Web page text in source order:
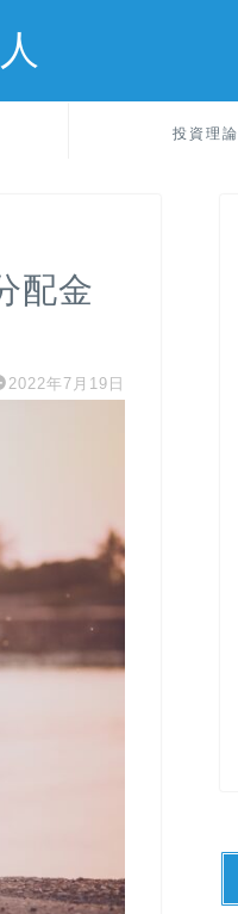
投資理論
配金
2022年7月19日